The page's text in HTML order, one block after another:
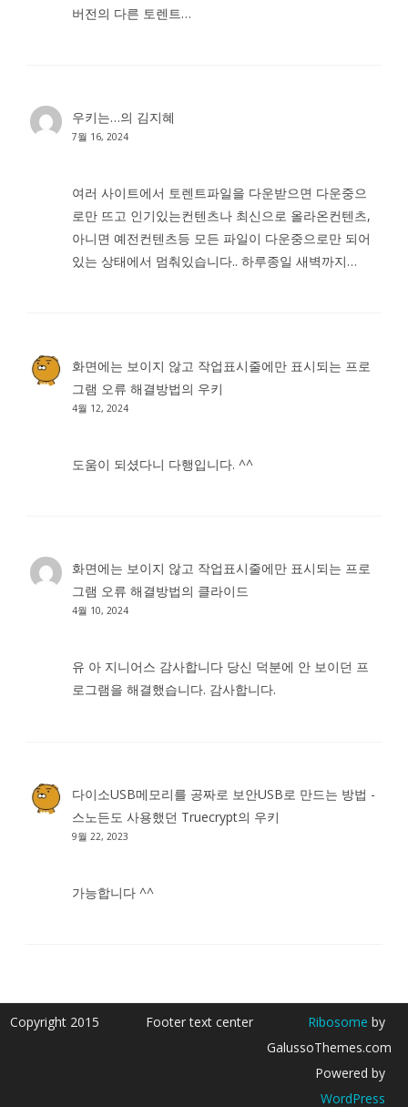
버전의 다른 토렌트…
우키는…의 김지혜
7월 16, 2024
여러 사이트에서 토렌트파일을 다운받으면 다운중으
로만 뜨고 인기있는컨텐츠나 최신으로 올라온컨텐츠,
아니면 예전컨텐츠등 모든 파일이 다운중으로만 되어
있는 상태에서 멈춰있습니다.. 하루종일 새벽까지…
화면에는 보이지 않고 작업표시줄에만 표시되는 프로
그램 오류 해결방법의 우키
4월 12, 2024
도움이 되셨다니 다행입니다. ^^
화면에는 보이지 않고 작업표시줄에만 표시되는 프로
그램 오류 해결방법의 클라이드
4월 10, 2024
유 아 지니어스 감사합니다 당신 덕분에 안 보이던 프
로그램을 해결했습니다. 감사합니다.
다이소USB메모리를 공짜로 보안USB로 만드는 방법 -
스노든도 사용했던 Truecrypt의 우키
9월 22, 2023
가능합니다 ^^
Copyright 2015 Footer text center Ribosome by
GalussoThemes.com
Powered by
WordPress